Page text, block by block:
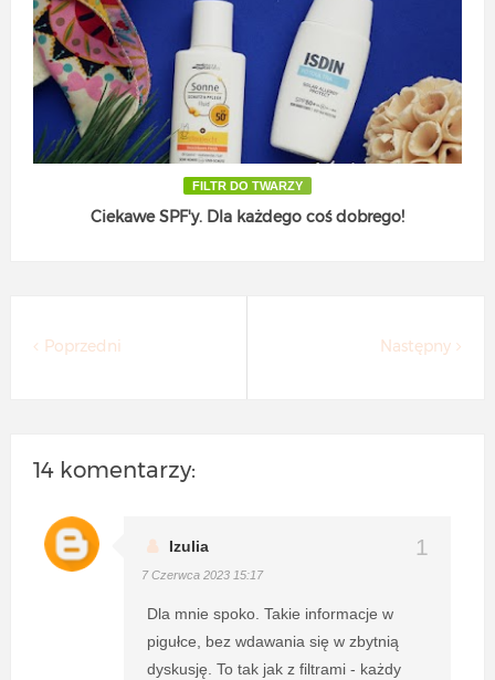
FILTR DO TWARZY
Ciekawe SPF'y. Dla każdego coś dobrego!
Następny
Poprzedni
14 komentarzy:
Izulia
7 Czerwca 2023 15:17
Dla mnie spoko. Takie informacje w
pigułce, bez wdawania się w zbytnią
dyskusję. To tak jak z filtrami - każdy